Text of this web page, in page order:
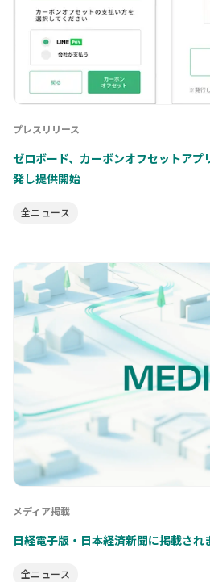
プレスリリース
ゼロボード、カーボンオフセットア
発し提供開始
全ニュース
メディア掲載
日経電子版・日本経済新聞に掲載され
全ニュース